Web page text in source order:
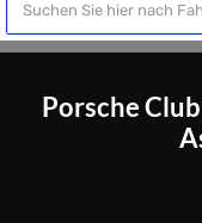
Porsche